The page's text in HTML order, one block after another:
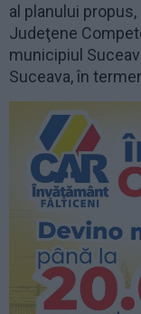
al planului
Judeţene
municipiul
Suceava, în